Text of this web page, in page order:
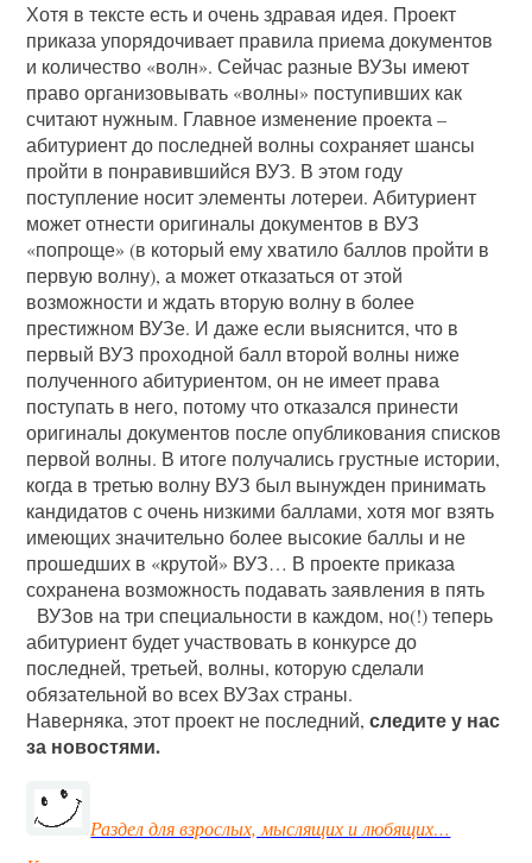
Хотя в тексте есть и очень здравая идея. Проект
приказа упорядочивает правила приема документов
и количество «волн». Сейчас разные ВУЗы имеют
право организовывать «волны» поступивших как
считают нужным. Главное изменение проекта –
абитуриент до последней волны сохраняет шансы
пройти в понравившийся ВУЗ. В этом году
поступление носит элементы лотереи. Абитуриент
может отнести оригиналы документов в ВУЗ
«попроще» (в который ему хватило баллов пройти в
первую волну), а может отказаться от этой
возможности и ждать вторую волну в более
престижном ВУЗе. И даже если выяснится, что в
первый ВУЗ проходной балл второй волны ниже
полученного абитуриентом, он не имеет права
поступать в него, потому что отказался принести
оригиналы документов после опубликования списков
первой волны. В итоге получались грустные истории,
когда в третью волну ВУЗ был вынужден принимать
кандидатов с очень низкими баллами, хотя мог взять
имеющих значительно более высокие баллы и не
прошедших в «крутой» ВУЗ… В проекте приказа
сохранена возможность подавать заявления в пять
ВУЗов на три специальности в каждом, но(!) теперь
абитуриент будет участвовать в конкурсе до
последней, третьей, волны, которую сделали
обязательной во всех ВУЗах страны.
Наверняка, этот проект не последний,следите у нас
за новостями.
Раздел для взрослых, мыслящих и любящих…